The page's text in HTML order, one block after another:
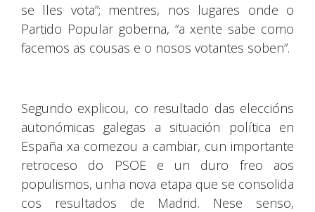
se lles vota”; mentres, nos lugares onde o
Partido Popular goberna, “a xente sabe como
facemos as cousas e o nosos votantes soben”.
Segundo explicou, co resultado das eleccións
autonómicas galegas a situación política en
España xa comezou a cambiar, cun importante
retroceso do PSOE e un duro freo aos
populismos, unha nova etapa que se consolida
cos resultados de Madrid. Nese senso,